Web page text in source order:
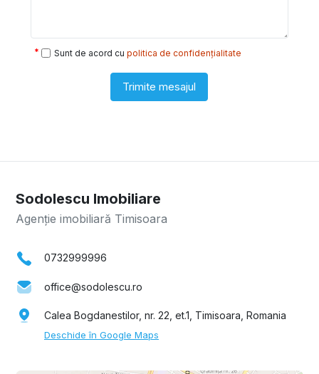
Sunt de acord cu politica de confidențialitate
Trimite mesajul
Sodolescu Imobiliare
Agenție imobiliară Timisoara
0732999996
office@sodolescu.ro
Calea Bogdanestilor, nr. 22, et.1, Timisoara, Romania
Deschide în Google Maps